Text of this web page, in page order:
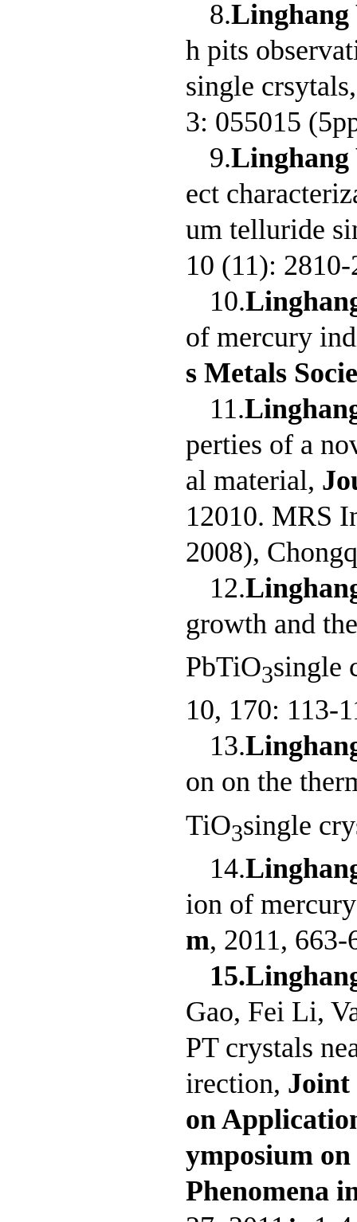
8.Linghang
h pits
single
3: 055015
9.Linghang
ect
um telluride
10 (11):
10.
of mercury
s Metals
11.
perties of a
al material,
12010. MRS
2008),
12.
growth and
PbTiO3single
10, 170: 113-
13.
on on the
TiO3single
14.
ion of
m, 2011,
15.
Gao, Fei Li,
PT crystals
irection, Joint
on
ymposium on
Phenomena